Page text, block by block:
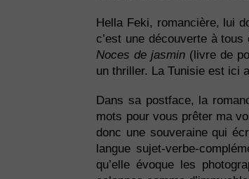
Hella Feki, romancière, lui
c’est une découverte à
Noces de jasmin (livre de
un thriller. La Tunisie est ici
Dans sa postface, la
mots pour vous prêter ma
donc une souveraine qui
langue sujet-verbe-
qu’elle évoque les